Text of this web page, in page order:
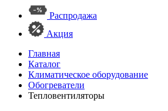
Распродажа
Акция
Главная
Каталог
Климатическое оборудование
Обогреватели
Тепловентиляторы